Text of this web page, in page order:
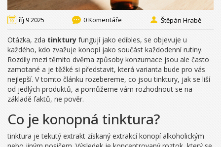
říj 9 2025 0 Komentáře Štěpán Hrabě
Otázka, zda tinktury fungují jako edibles, se objevuje u
každého, kdo zvažuje konopí jako součást každodenní rutiny.
Rozdíly mezi těmito dvěma způsoby konzumace jsou ale často
zamotané a je těžké si představit, která varianta bude pro vás
nejlepší. V tomto článku rozebere­me, co jsou tinktury, jak se liší
od jedlých produktů, a pomůžeme vám rozhodnout se na
základě faktů, ne pověr.
Co je konopná tinktura?
tinktura je tekutý extrakt získaný extrakcí konopí alkoholickým